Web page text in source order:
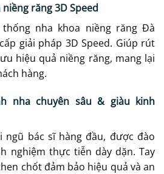
răng 3D Speed
nha khoa niềng răng Đà
giải pháp 3D Speed. Giúp rút
hiệu quả niềng răng, mang lại
hàng.
nha chuyên sâu & giàu kinh
ngũ bác sĩ hàng đầu, được đào
nghiệm thực tiễn dày dặn. Tay
chốt đảm bảo hiệu quả và an